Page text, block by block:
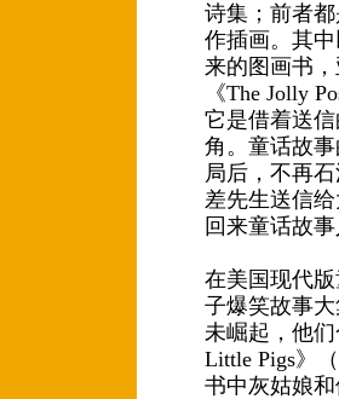
诗集；前者
作插画。其
来的图画书
《The Jolly
它是借着送
角。童话故
局后，不再
差先生送信
回来童话故
在美国现代版
子爆笑故事
未崛起，他们
Little Pigs》
书中灰姑娘